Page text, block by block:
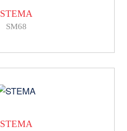
STEMA
SM68
STEMA